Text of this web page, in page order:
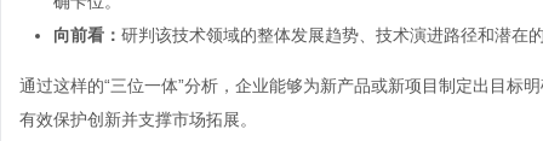
向前看： 研判该技术领域的整体发展趋势、技术演进路径和潜在
通过这样的“三位一体”分析，企业能够为新产品或新项目制定出目标
有效保护创新并支撑市场拓展。